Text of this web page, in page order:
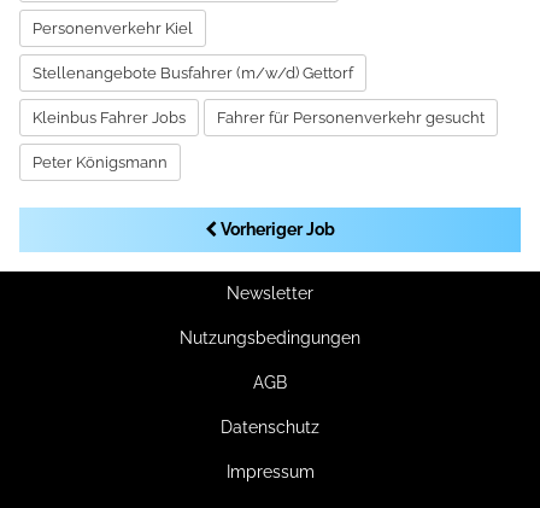
Personenverkehr Kiel
Stellenangebote Busfahrer (m/w/d) Gettorf
Kleinbus Fahrer Jobs Fahrer für Personenverkehr gesucht
Peter Königsmann
Vorheriger Job
Newsletter
Nutzungsbedingungen
AGB
Datenschutz
Impressum